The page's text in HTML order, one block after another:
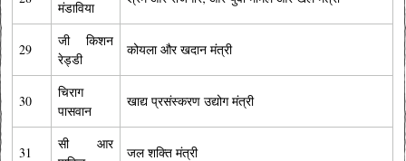
मंडाविया
29
जी किशन
रेड्डी
कोयला और खदान मंत्री
30
चिराग
पासवान
खाद्य प्रसंस्करण उद्योग मंत्री
31
सी आर
जल शक्ति मंत्री